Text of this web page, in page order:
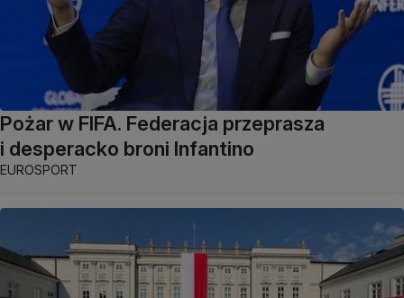
Pożar w FIFA. Federacja przeprasza
i desperacko broni Infantino
EUROSPORT